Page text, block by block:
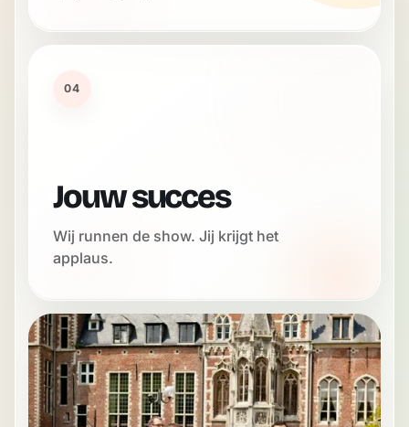
04
Jouw succes
Wij runnen de show. Jij krijgt het
applaus.